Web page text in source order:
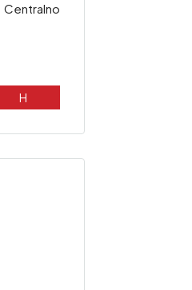
Centralno
H